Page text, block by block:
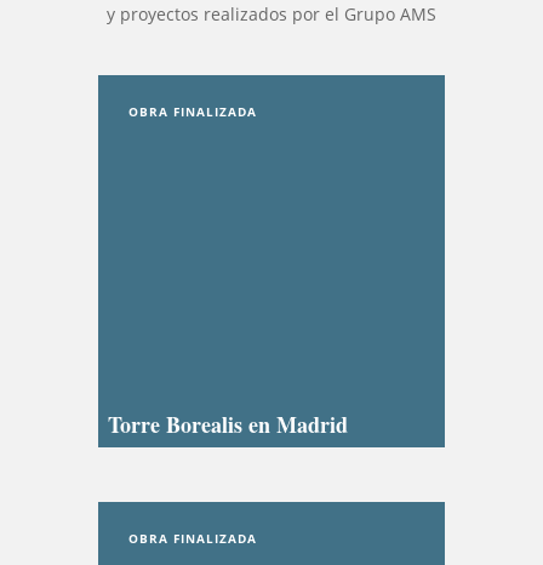
y proyectos realizados por el Grupo AMS
OBRA FINALIZADA
Torre Borealis en Madrid
OBRA FINALIZADA